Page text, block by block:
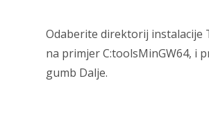
Odaberite direktorij instalacije
na primjer C:toolsMinGW64, i
gumb Dalje.